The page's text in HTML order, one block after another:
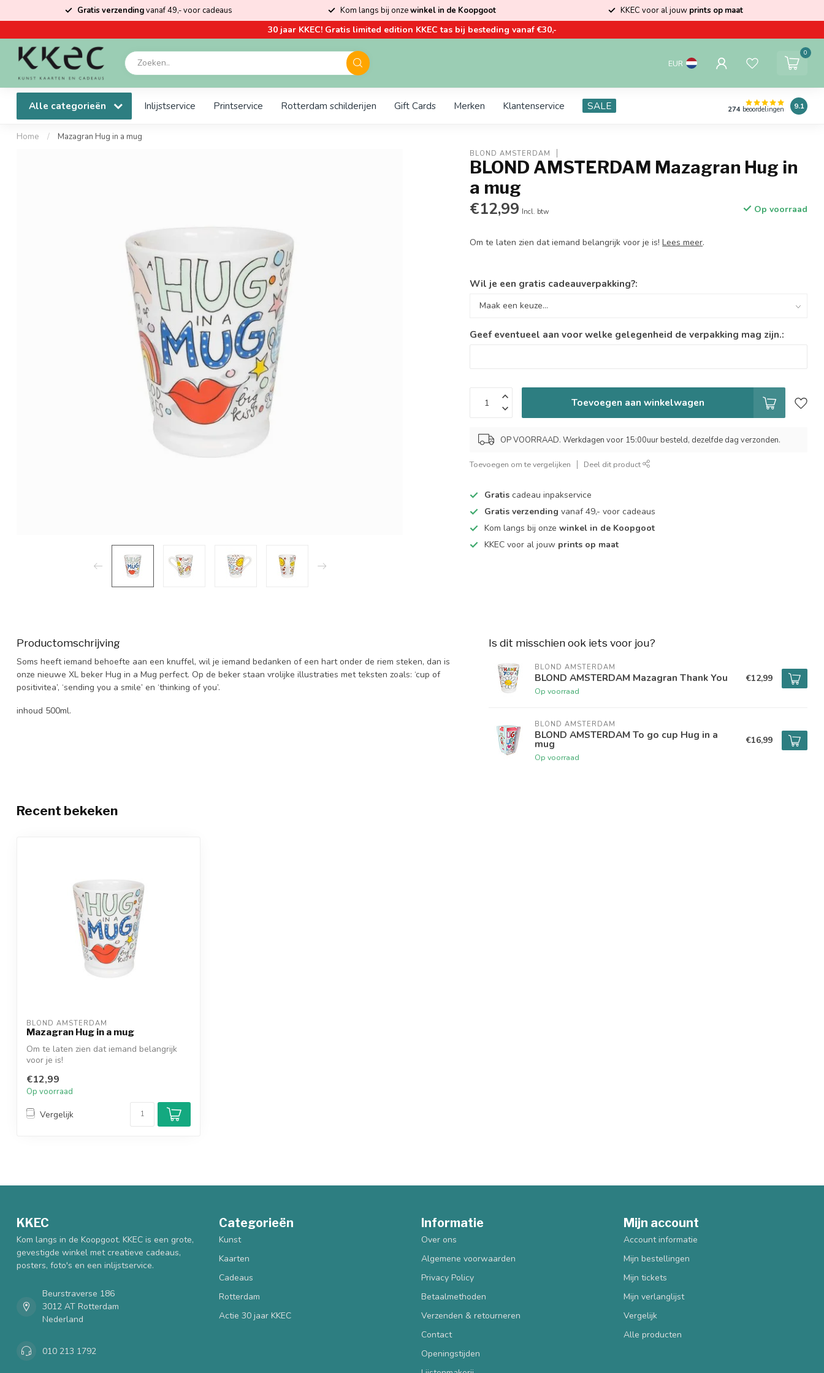
Gratis verzendingvanaf 49,- voor cadeaus Kom langs bij onzewinkel in de Koopgoot KKEC voor al jouw prints op maat
30 jaar KKEC! Gratis limited edition KKEC tas bij besteding vanaf €30,-
EUR
0
Alle categorieën Inlijstservice Printservice Rotterdam schilderijen Gift Cards Merken Klantenservice SALE 274 beoordelingen 9.1
Home / Mazagran Hug in a mug
BLOND AMSTERDAM
BLOND AMSTERDAM Mazagran Hug in
a mug
€12,99 Incl. btw Op voorraad
Om te laten zien dat iemand belangrijk voor je is!Lees meer.
Wil je een gratis cadeauverpakking?:
Geef eventueel aan voor welke gelegenheid de verpakking mag zijn.:
Toevoegen aan winkelwagen
OP VOORRAAD. Werkdagen voor 15:00uur besteld, dezelfde dag verzonden.
Toevoegen om te vergelijken Deel dit product
Gratis cadeau inpakservice
Gratis verzending vanaf 49,- voor cadeaus
Kom langs bij onzewinkel in de Koopgoot
KKEC voor al jouw prints op maat
Productomschrijving
Soms heeft iemand behoefte aan een knuffel, wil je iemand bedanken of een hart onder de riem steken, dan is
onze nieuwe XL beker Hug in a Mug perfect. Op de beker staan vrolijke illustraties met teksten zoals: ‘cup of
positivitea’, ‘sending you a smile’ en ‘thinking of you’.
inhoud 500ml.
Is dit misschien ook iets voor jou?
BLOND AMSTERDAM
BLOND AMSTERDAM Mazagran Thank You
Op voorraad
€12,99
BLOND AMSTERDAM
BLOND AMSTERDAM To go cup Hug in a
mug
Op voorraad
€16,99
Recent bekeken
BLOND AMSTERDAM
Mazagran Hug in a mug
Om te laten zien dat iemand belangrijk
voor je is!
€12,99
Op voorraad
Vergelijk
KKEC
Kom langs in de Koopgoot. KKEC is een grote,
gevestigde winkel met creatieve cadeaus,
posters, foto's en een inlijstservice.
Beurstraverse 186
3012 AT Rotterdam
Nederland
010 213 1792
Categorieën
Kunst
Kaarten
Cadeaus
Rotterdam
Actie 30 jaar KKEC
Informatie
Over ons
Algemene voorwaarden
Privacy Policy
Betaalmethoden
Verzenden & retourneren
Contact
Openingstijden
Mijn account
Account informatie
Mijn bestellingen
Mijn tickets
Mijn verlanglijst
Vergelijk
Alle producten